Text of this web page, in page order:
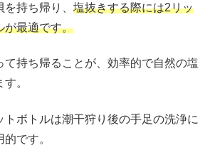
持ち帰り、 塩抜きする際には2リッ
が最適です。
て持ち帰ることが、効率的で自然の塩
。
トボトルは潮干狩り後の手足の洗浄に
です。